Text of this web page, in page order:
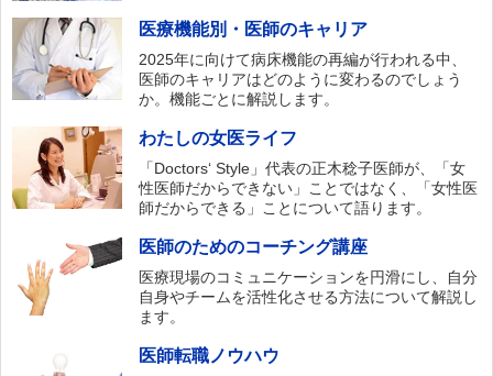
医療機能別・医師のキャリア
2025年に向けて病床機能の再編が行われる中、
医師のキャリアはどのように変わるのでしょう
か。機能ごとに解説します。
わたしの女医ライフ
「Doctors‘ Style」代表の正木稔子医師が、「女
性医師だからできない」ことではなく、「女性医
師だからできる」ことについて語ります。
医師のためのコーチング講座
医療現場のコミュニケーションを円滑にし、自分
自身やチームを活性化させる方法について解説し
ます。
医師転職ノウハウ